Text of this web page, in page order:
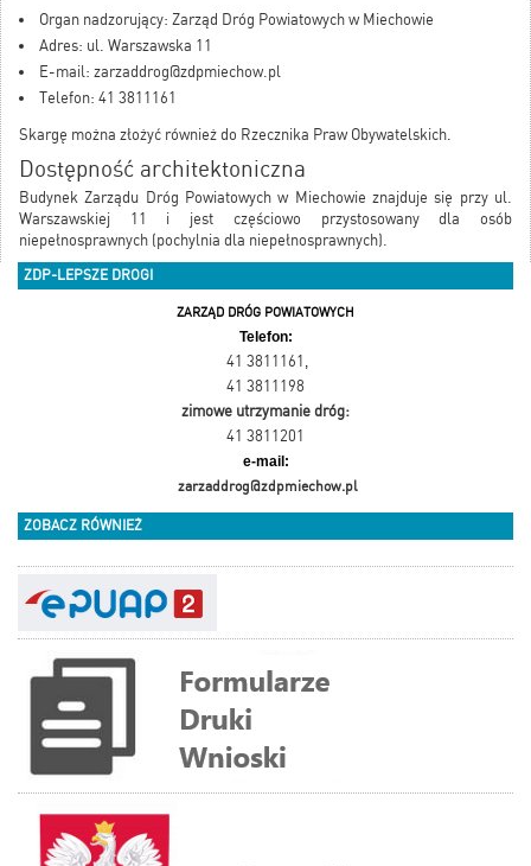
Organ nadzorujący: Zarząd Dróg Powiatowych w Miechowie
Adres: ul. Warszawska 11
E-mail: zarzaddrog@zdpmiechow.pl
Telefon: 41 3811161
Skargę można złożyć również do Rzecznika Praw Obywatelskich.
Dostępność architektoniczna
Budynek Zarządu Dróg Powiatowych w Miechowie znajduje się przy ul.
Warszawskiej 11 i jest częściowo przystosowany dla osób
niepełnosprawnych (pochylnia dla niepełnosprawnych).
ZDP-LEPSZE DROGI
ZARZĄD DRÓG POWIATOWYCH
Telefon:
41 3811161 ,
41 3811198
zimowe utrzymanie dróg:
41 3811201
e-mail:
zarzaddrog@zdpmiechow.pl
ZOBACZ RÓWNIEŻ